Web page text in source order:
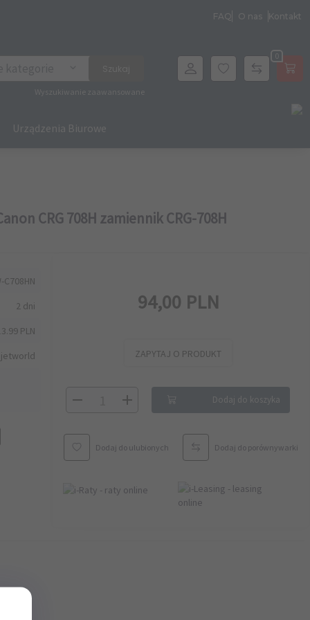
FAQ O nas Kontakt
Wyszukiwanie zaawansowane
0
Urządzenia Biurowe
CRG 708H zamiennik CRG-708H
C708HN
2 dni
PLN
jetworld
94,00 PLN
ZAPYTAJ O PRODUKT
Dodaj do koszyka
Dodaj do ulubionych Dodaj do porównywarki